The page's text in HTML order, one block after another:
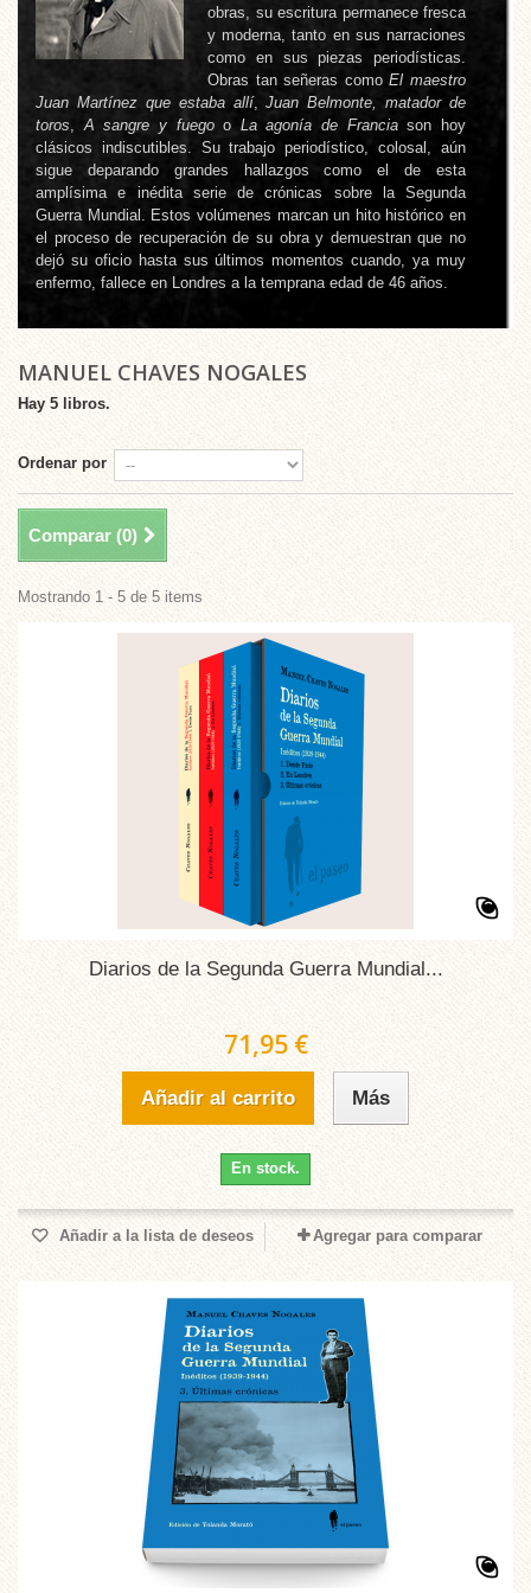
obras, su escritura permanece fresca
y moderna, tanto en sus narraciones
como en sus piezas periodísticas.
Obras tan señeras comoEl maestro
Juan Martínez que estaba allí,Juan Belmonte, matador de
toros,A sangre y fuegoo La agonía de Franciason hoy
clásicos indiscutibles. Su trabajo periodístico, colosal, aún
sigue deparando grandes hallazgos como el de esta
amplísima e inédita serie de crónicas sobre la Segunda
Guerra Mundial. Estos volúmenes marcan un hito histórico en
el proceso de recuperación de su obra y demuestran que no
dejó su oficio hasta sus últimos momentos cuando, ya muy
enfermo, fallece en Londres a la temprana edad de 46 años.
MANUEL CHAVES NOGALES
Hay 5 libros.
Ordenar por
Comparar (0)
Mostrando 1 - 5 de 5 items
Diarios de la Segunda Guerra Mundial...
71,95 €
Añadir al carrito Más
En stock.
Añadir a la lista de deseos Agregar para comparar